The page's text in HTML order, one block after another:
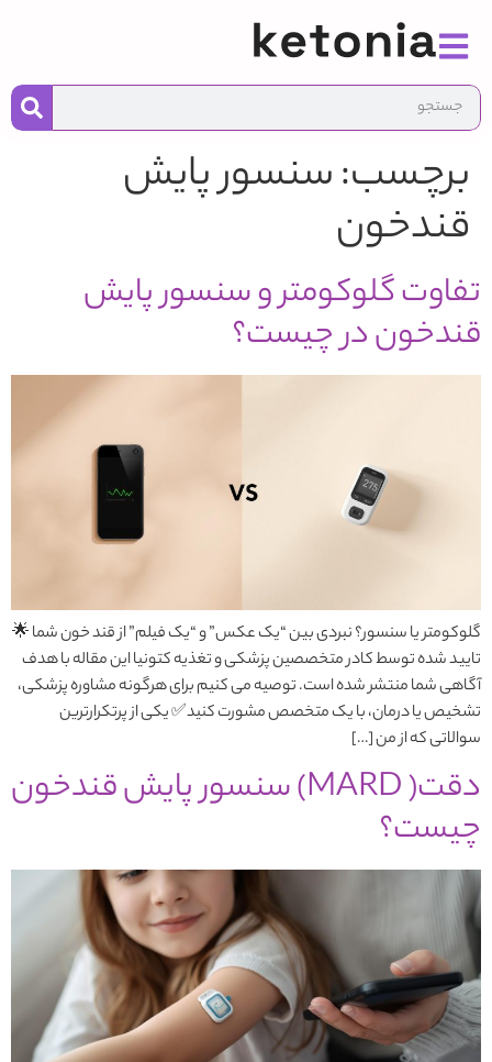
برچسب:سنسور پایش
قندخون
تفاوت گلوکومتر و سنسور پایش
قندخون در چیست؟
گلوکومتر یا سنسور؟ نبردی بین “یک عکس” و “یک فیلم” از قند خون شما 🌟
تایید شده توسط کادر متخصصین پزشکی و تغذیه کتونیا این مقاله با هدف
آگاهی شما منتشر شده است. توصیه می کنیم برای هرگونه مشاوره پزشکی،
تشخیص یا درمان، با یک متخصص مشورت کنید✅ یکی از پرتکرارترین
سوالاتی که از من […]
دقت( MARD) سنسور پایش قندخون
چیست؟